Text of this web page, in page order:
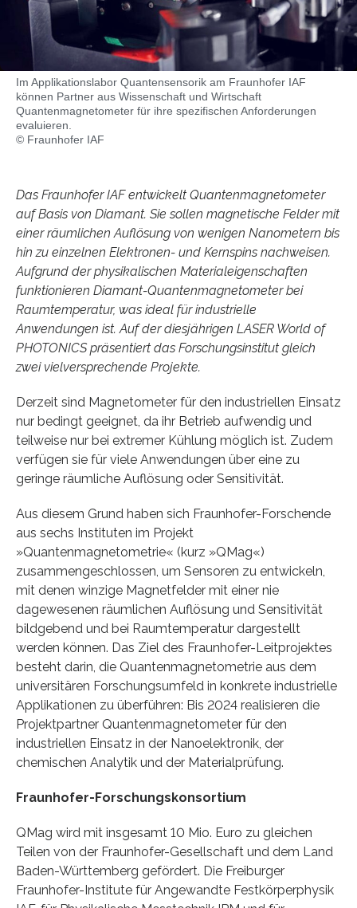
Im Applikationslabor Quantensensorik am Fraunhofer IAF
können Partner aus Wissenschaft und Wirtschaft
Quantenmagnetometer für ihre spezifischen Anforderungen
evaluieren.
© Fraunhofer IAF
Das Fraunhofer IAF entwickelt Quantenmagnetometer
auf Basis von Diamant. Sie sollen magnetische Felder mit
einer räumlichen Auflösung von wenigen Nanometern bis
hin zu einzelnen Elektronen- und Kernspins nachweisen.
Aufgrund der physikalischen Materialeigenschaften
funktionieren Diamant-Quantenmagnetometer bei
Raumtemperatur, was ideal für industrielle
Anwendungen ist. Auf der diesjährigen LASER World of
PHOTONICS präsentiert das Forschungsinstitut gleich
zwei vielversprechende Projekte.
Derzeit sind Magnetometer für den industriellen Einsatz
nur bedingt geeignet, da ihr Betrieb aufwendig und
teilweise nur bei extremer Kühlung möglich ist. Zudem
verfügen sie für viele Anwendungen über eine zu
geringe räumliche Auflösung oder Sensitivität.
Aus diesem Grund haben sich Fraunhofer-Forschende
aus sechs Instituten im Projekt
»Quantenmagnetometrie« (kurz »QMag«)
zusammengeschlossen, um Sensoren zu entwickeln,
mit denen winzige Magnetfelder mit einer nie
dagewesenen räumlichen Auflösung und Sensitivität
bildgebend und bei Raumtemperatur dargestellt
werden können. Das Ziel des Fraunhofer-Leitprojektes
besteht darin, die Quantenmagnetometrie aus dem
universitären Forschungsumfeld in konkrete industrielle
Applikationen zu überführen: Bis 2024 realisieren die
Projektpartner Quantenmagnetometer für den
industriellen Einsatz in der Nanoelektronik, der
chemischen Analytik und der Materialprüfung.
Fraunhofer-Forschungskonsortium
QMag wird mit insgesamt 10 Mio. Euro zu gleichen
Teilen von der Fraunhofer-Gesellschaft und dem Land
Baden-Württemberg gefördert. Die Freiburger
Fraunhofer-Institute für Angewandte Festkörperphysik